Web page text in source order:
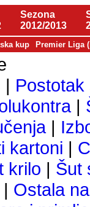
Sezona
2012/2013
kup Premier Liga
| Postotak
|
|
kartoni |
krilo | Šut
Ostala